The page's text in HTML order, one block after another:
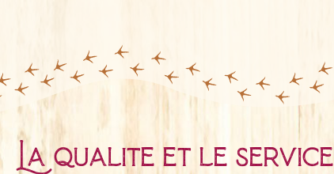
La qualité et le service